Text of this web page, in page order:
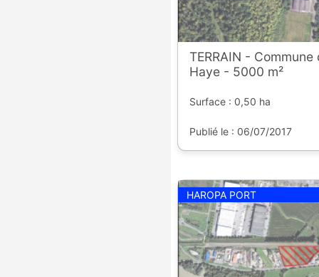
TERRAIN -
Haye - 5000 m²
Surface : 0,50 ha
Publié le : 06/07/2017
HAROPA PORT